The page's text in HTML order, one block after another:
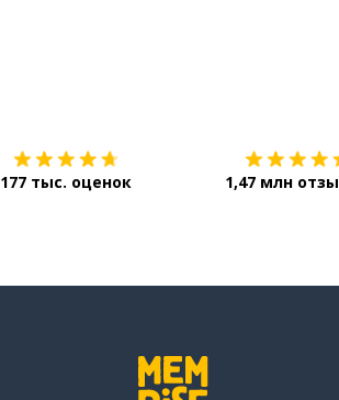
177 тыс. оценок 1,47 млн